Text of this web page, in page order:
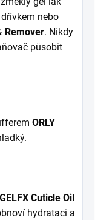
nebo
Remover. Nikdy
působit
ORLY
Cuticle Oil
hydrataci a